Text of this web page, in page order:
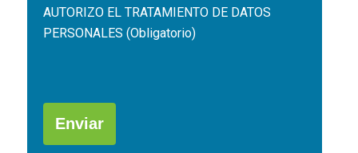
AUTORIZO EL TRATAMIENTO DE DATOS
PERSONALES (Obligatorio)
deja